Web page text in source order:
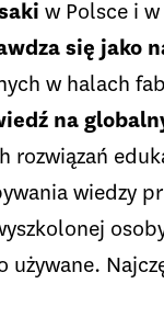
w Polsce i
się jako
w halach
na
wiedzy
używane.